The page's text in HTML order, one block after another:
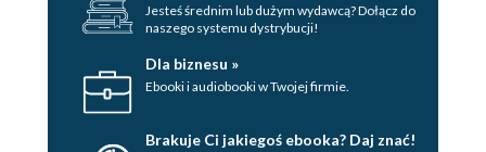
Jesteś średnim lub dużym wydawcą? Dołącz do
naszego systemu dystrybucji!
Dla biznesu »
Ebooki i audiobooki w Twojej firmie.
Brakuje Ci jakiegoś ebooka? Daj znać!